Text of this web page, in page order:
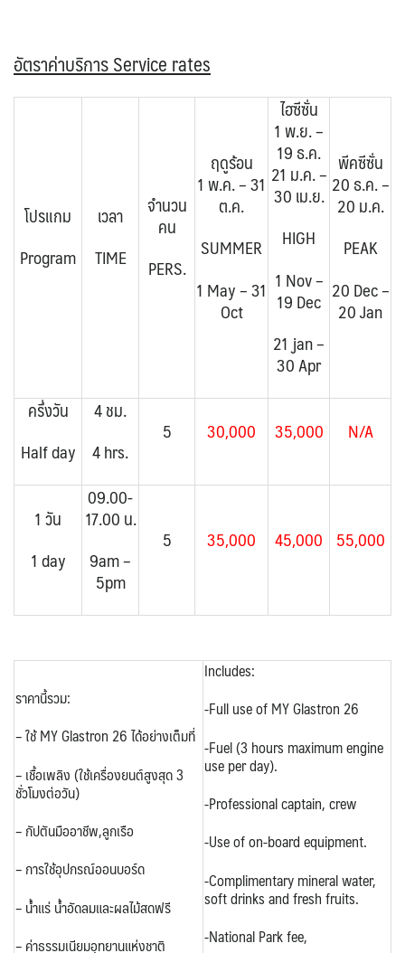
อัตราค่าบริการ Service rates
โปรแกม
Program
เวลา
TIME
จำนวน
คน
PERS.
ฤดูร้อน
1 พ.ค. – 31
ต.ค.
SUMMER
1 May – 31
Oct
ไฮซีซั่น
1 พ.ย. –
19 ธ.ค.
21 ม.ค. –
30 เม.ย.
HIGH
1 Nov –
19 Dec
21 jan –
30 Apr
พีคซีซั่น
20 ธ.ค. –
20 ม.ค.
PEAK
20 Dec –
20 Jan
ครึ่งวัน
Half day
4 ชม.
4 hrs.
5 30,000 35,000 N/A
1 วัน
1 day
09.00-
17.00 น.
9am –
5pm
5 35,000 45,000 55,000
ราคานี้รวม:
– ใช้ MY Glastron 26ได้อย่างเต็มที่
– เชื้อเพลิง (ใช้เครื่องยนต์สูงสุด 3
ชั่วโมงต่อวัน)
– กัปตันมืออาชีพ,ลูกเรือ
– การใช้อุปกรณ์ออนบอร์ด
– น้ำแร่ น้ำอัดลมและผลไม้สดฟรี
– ค่าธรรมเนียมอุทยานแห่งชาติ
Includes:
-Full use of MY Glastron 26
-Fuel (3 hours maximum engine
use per day).
-Professional captain, crew
-Use of on-board equipment.
-Complimentary mineral water,
soft drinks and fresh fruits.
-National Park fee,